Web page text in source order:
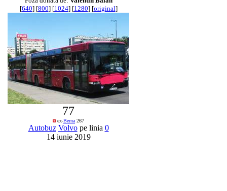
[640] [800] [1024] [1280] [original]
77
ex-Berna 267
Autobuz Volvope linia 0
14 iunie 2019